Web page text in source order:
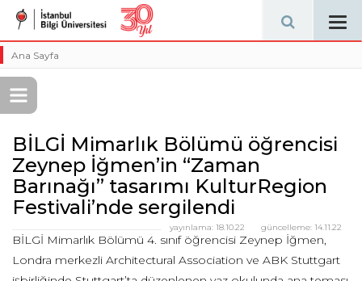
Ana Sayfa
BİLGİ Mimarlık Bölümü öğrencisi
Zeynep İğmen’in “Zaman
Barınağı” tasarımı KulturRegion
Festivali’nde sergilendi
güncelleme: 14.11.22
yayınlama: 18.10.22
BİLGİ Mimarlık Bölümü 4. sınıf öğrencisi Zeynep İğmen,
Londra merkezli Architectural Association ve ABK Stuttgart